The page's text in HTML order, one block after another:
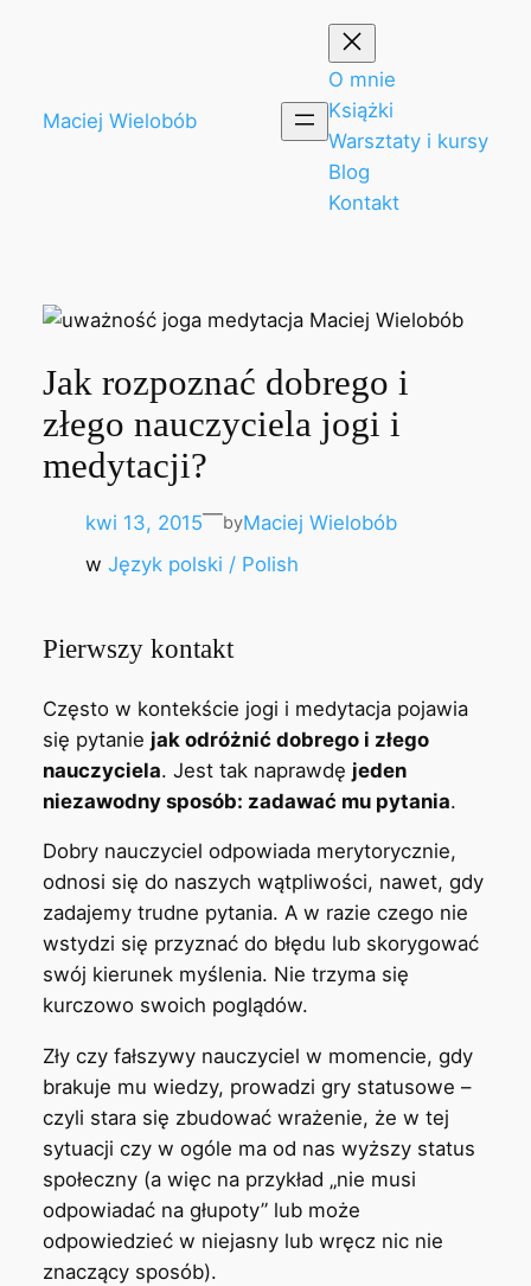
Maciej Wielobób
O mnie
Książki
Warsztaty i kursy
Blog
Kontakt
Jak rozpoznać dobrego i
złego nauczyciela jogi i
medytacji?
kwi 13, 2015—byMaciej Wielobób
w Język polski / Polish
Pierwszy kontakt
Często w kontekście jogi i medytacja pojawia
się pytanie jak odróżnić dobrego i złego
nauczyciela. Jest tak naprawdę jeden
niezawodny sposób: zadawać mu pytania.
Dobry nauczyciel odpowiada merytorycznie,
odnosi się do naszych wątpliwości, nawet, gdy
zadajemy trudne pytania. A w razie czego nie
wstydzi się przyznać do błędu lub skorygować
swój kierunek myślenia. Nie trzyma się
kurczowo swoich poglądów.
Zły czy fałszywy nauczyciel w momencie, gdy
brakuje mu wiedzy, prowadzi gry statusowe –
czyli stara się zbudować wrażenie, że w tej
sytuacji czy w ogóle ma od nas wyższy status
społeczny (a więc na przykład „nie musi
odpowiadać na głupoty” lub może
odpowiedzieć w niejasny lub wręcz nic nie
znaczący sposób).